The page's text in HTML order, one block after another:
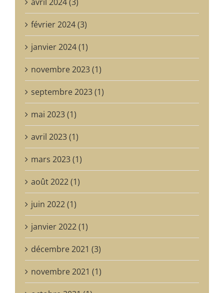
février 2024 (3)
janvier 2024 (1)
novembre 2023 (1)
septembre 2023 (1)
mai 2023 (1)
avril 2023 (1)
mars 2023 (1)
août 2022 (1)
juin 2022 (1)
janvier 2022 (1)
décembre 2021 (3)
novembre 2021 (1)